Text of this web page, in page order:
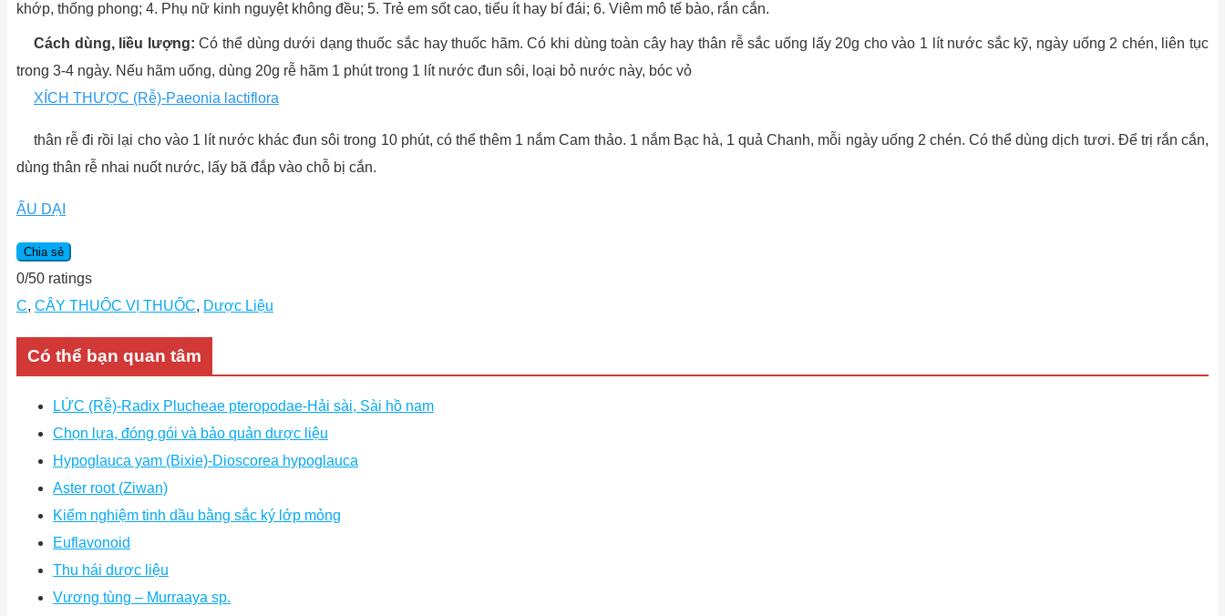
khớp, thống phong; 4. Phụ nữ kinh nguyệt không đều; 5. Trẻ em sốt cao, tiểu ít hay bí đái; 6. Viêm mô tế bào, rắn cắn.
Cách dùng, liều lượng: Có thể dùng dưới dạng thuốc sắc hay thuốc hãm. Có khi dùng toàn cây hay thân rễ sắc uống lấy 20g cho vào 1 lít nước sắc kỹ, ngày uống 2 chén, liên tục
trong 3-4 ngày. Nếu hãm uống, dùng 20g rễ hãm 1 phút trong 1 lít nước đun sôi, loại bỏ nước này, bóc vỏ
XÍCH THƯỢC (Rễ)-Paeonia lactiflora
thân rễ đi rồi lại cho vào 1 lít nước khác đun sôi trong 10 phút, có thể thêm 1 nắm Cam thảo. 1 nắm Bạc hà, 1 quả Chanh, mỗi ngày uống 2 chén. Có thể dùng dịch tươi. Ðể trị rắn cắn,
dùng thân rễ nhai nuốt nước, lấy bã đắp vào chỗ bị cắn.
ẤU DẠI
Chia sẻ
0/50 ratings
C, CÂY THUỐC VỊ THUỐC, Dược Liệu
Có thể bạn quan tâm
LỨC (Rễ)-Radix Plucheae pteropodae-Hải sài, Sài hồ nam
Chọn lựa, đóng gói và bảo quản dược liệu
Hypoglauca yam (Bixie)-Dioscorea hypoglauca
Aster root (Ziwan)
Kiểm nghiệm tinh dầu bằng sắc ký lớp mỏng
Euflavonoid
Thu hái dược liệu
Vương tùng – Murraaya sp.